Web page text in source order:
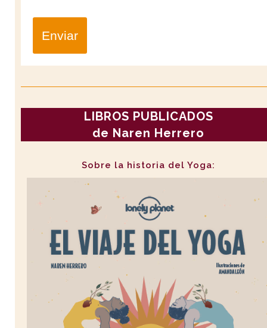
Enviar
LIBROS PUBLICADOS
de Naren Herrero
Sobre la historia del Yoga: